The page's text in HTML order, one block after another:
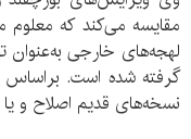
مقایسه می‌کند که معلوم
لهجه‌های خارجی به‌عنوان
نسخه‌های قدیم اصلاح و